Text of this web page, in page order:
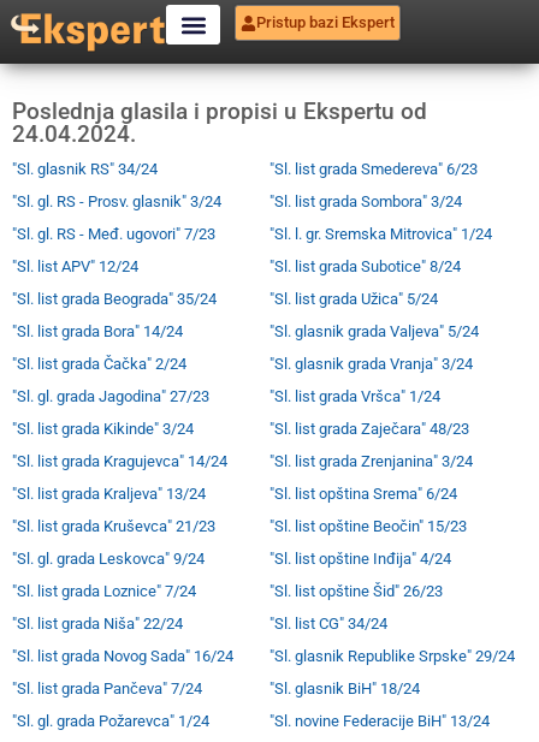
Pristup bazi Ekspert
Poslednja glasila i propisi u Ekspertu od
24.04.2024.
"Sl. glasnik RS" 34/24
"Sl. gl. RS - Prosv. glasnik" 3/24
"Sl. gl. RS - Međ. ugovori" 7/23
"Sl. list APV" 12/24
"Sl. list grada Beograda" 35/24
"Sl. list grada Bora" 14/24
"Sl. list grada Čačka" 2/24
"Sl. gl. grada Jagodina" 27/23
"Sl. list grada Kikinde" 3/24
"Sl. list grada Kragujevca" 14/24
"Sl. list grada Kraljeva" 13/24
"Sl. list grada Kruševca" 21/23
"Sl. gl. grada Leskovca" 9/24
"Sl. list grada Loznice" 7/24
"Sl. list grada Niša" 22/24
"Sl. list grada Novog Sada" 16/24
"Sl. list grada Pančeva" 7/24
"Sl. gl. grada Požarevca" 1/24
"Sl. list grada Smedereva" 6/23
"Sl. list grada Sombora" 3/24
"Sl. l. gr. Sremska Mitrovica" 1/24
"Sl. list grada Subotice" 8/24
"Sl. list grada Užica" 5/24
"Sl. glasnik grada Valjeva" 5/24
"Sl. glasnik grada Vranja" 3/24
"Sl. list grada Vršca" 1/24
"Sl. list grada Zaječara" 48/23
"Sl. list grada Zrenjanina" 3/24
"Sl. list opština Srema" 6/24
"Sl. list opštine Beočin" 15/23
"Sl. list opštine Inđija" 4/24
"Sl. list opštine Šid" 26/23
"Sl. list CG" 34/24
"Sl. glasnik Republike Srpske" 29/24
"Sl. glasnik BiH" 18/24
"Sl. novine Federacije BiH" 13/24